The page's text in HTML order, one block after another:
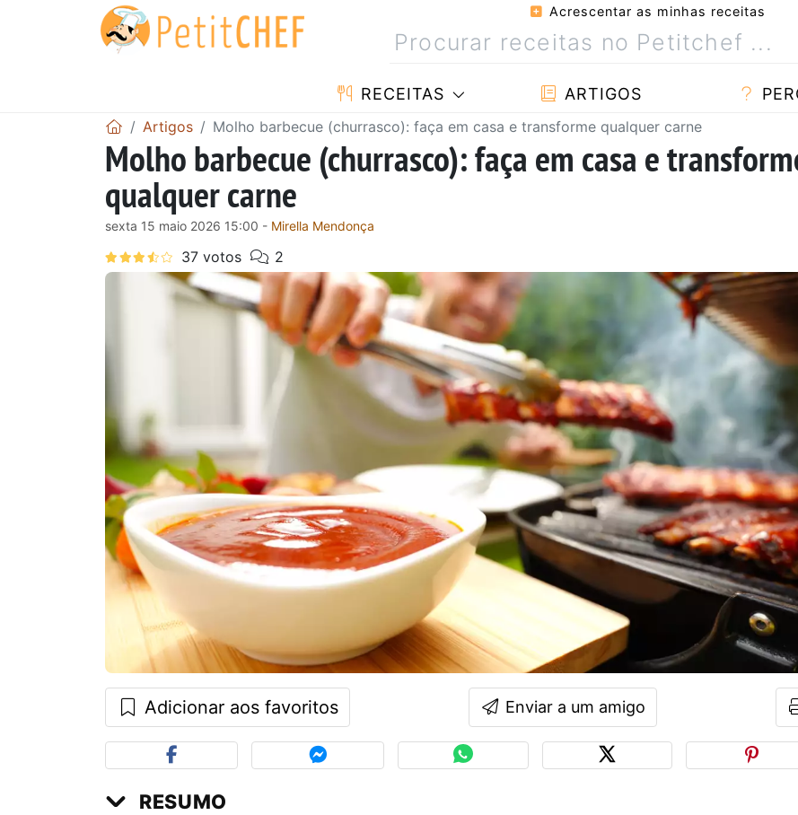
Acrescentar as minhas receitas
RECEITAS ARTIGOS
Artigos Molho barbecue (churrasco): faça em casa e transforme qualquer carne
Molho barbecue (churrasco): faça em casa e
qualquer carne
sexta 15 maio 2026 15:00 - Mirella Mendonça
Adicionar aos favoritos Enviar a um amigo
RESUMO